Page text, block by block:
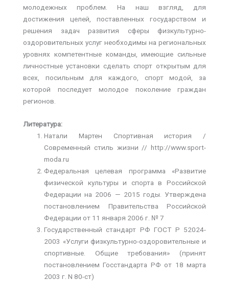
молодежных проблем. На наш взгляд, для
достижения целей, поставленных государством и
решения задач развития сферы физкультурно-
оздоровительных услуг необходимы на региональных
уровнях компетентные команды, имеющие сильные
личностные установки сделать спорт открытым для
всех, посильным для каждого, спорт модой, за
которой последует молодое поколение граждан
регионов.
Литература:
Натали Мартен Спортивная история /
Современный стиль жизни // http://www.sport-
moda.ru
Федеральная целевая программа «Развитие
физической культуры и спорта в Российской
Федерации на 2006 — 2015 годы. Утверждена
постановлением Правительства Российской
Федерации от 11 января 2006 г. № 7
Государственный стандарт РФ ГОСТ Р 52024-
2003 «Услуги физкультурно-оздоровительные и
спортивные. Общие требования» (принят
постановлением Госстандарта РФ от 18 марта
2003 г. N 80-ст)